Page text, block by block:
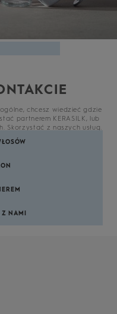
chcesz wiedzieć gdzie
partnerem KERASILK, lub
Skorzystać z naszych usług.
Z NAMI